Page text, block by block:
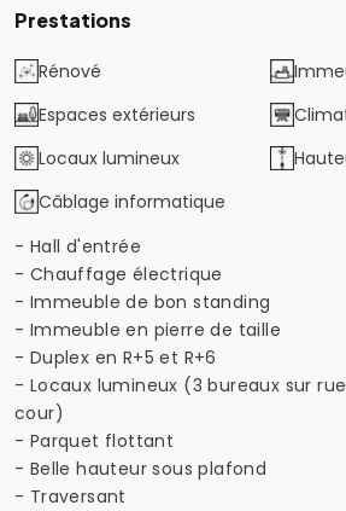
Prestations
Rénové
Espaces extérieurs
Locaux lumineux
Câblage informatique
- Hall d'entrée
- Chauffage électrique
- Immeuble de bon standing
- Immeuble en pierre de taille
- Duplex en R+5 et R+6
- Locaux lumineux (3 bureaux sur
cour)
- Parquet flottant
- Belle hauteur sous plafond
- Traversant